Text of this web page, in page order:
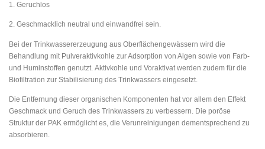
1. Geruchlos
2. Geschmacklich neutral und einwandfrei sein.
Bei der Trinkwassererzeugung aus Oberflächengewässern wird die
Behandlung mit Pulveraktivkohle zur Adsorption von Algen sowie von Farb-
und Huminstoffen genutzt. Aktivkohle und Voraktivat werden zudem für die
Biofiltration zur Stabilisierung des Trinkwassers eingesetzt.
Die Entfernung dieser organischen Komponenten hat vor allem den Effekt
Geschmack und Geruch des Trinkwassers zu verbessern. Die poröse
Struktur der PAK ermöglicht es, die Verunreinigungen dementsprechend zu
absorbieren.